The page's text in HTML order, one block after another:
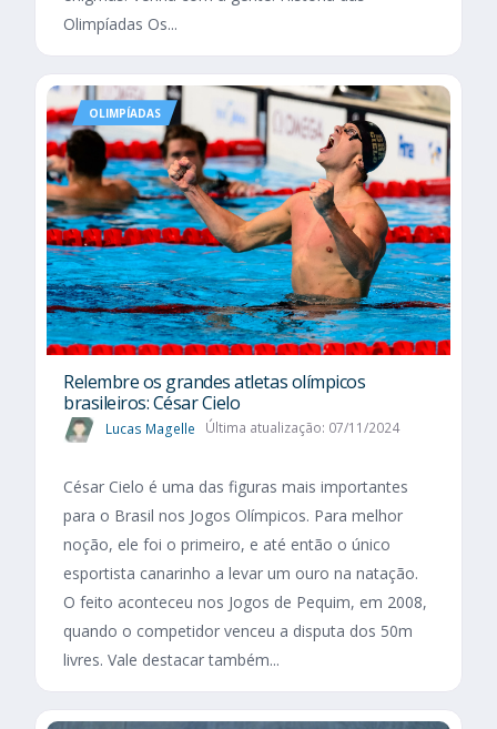
Olimpíadas Os...
OLIMPÍADAS
Relembre os grandes atletas olímpicos
brasileiros: César Cielo
Lucas Magelle Última atualização: 07/11/2024
César Cielo é uma das figuras mais importantes
para o Brasil nos Jogos Olímpicos. Para melhor
noção, ele foi o primeiro, e até então o único
esportista canarinho a levar um ouro na natação.
O feito aconteceu nos Jogos de Pequim, em 2008,
quando o competidor venceu a disputa dos 50m
livres. Vale destacar também...